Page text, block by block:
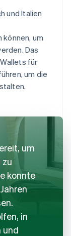
und Italien
um
Das
für
um die
um
konnte
in
und